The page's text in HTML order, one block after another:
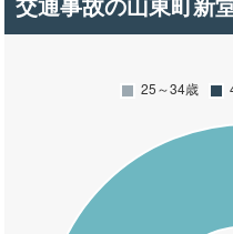
交通事故の山東町新